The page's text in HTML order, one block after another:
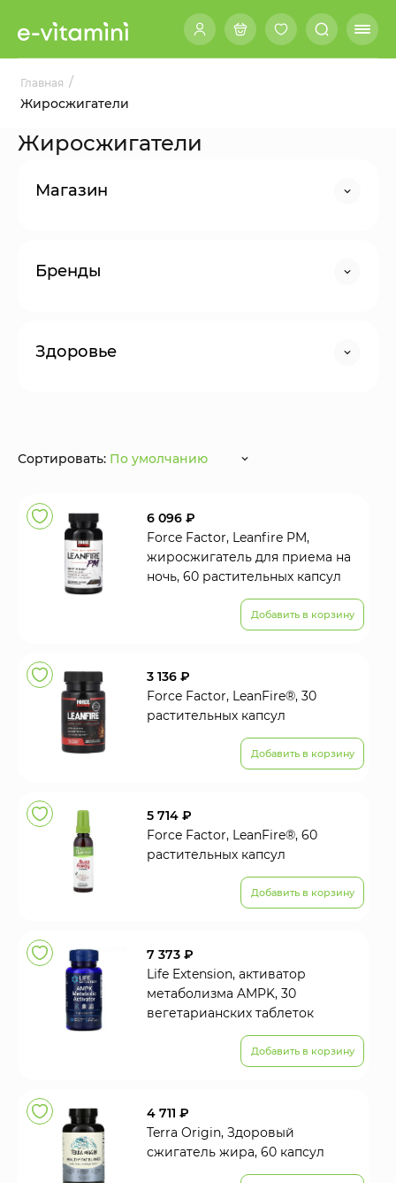
Главная /
Жиросжигатели
Жиросжигатели
Магазин
Бренды
Здоровье
Сортировать: По умолчанию
6 096 ₽
Force Factor, Leanfire PM,
жиросжигатель для приема на
ночь, 60 растительных капсул
Добавить в корзину
3 136 ₽
Force Factor, LeanFire®, 30
растительных капсул
Добавить в корзину
5 714 ₽
Force Factor, LeanFire®, 60
растительных капсул
Добавить в корзину
7 373 ₽
Life Extension, активатор
метаболизма AMPK, 30
вегетарианских таблеток
Добавить в корзину
4 711 ₽
Terra Origin, Здоровый
сжигатель жира, 60 капсул